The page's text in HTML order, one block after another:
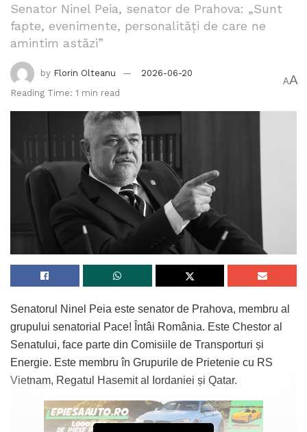
Senator Ninel Peia, senator de Prahova: „Sunt
fapte, evenimente, personalități de care ne
amintim astăzi”
by Florin Olteanu
2026-06-20
Reading Time: 1 min read
AA
Senatorul Ninel Peia este senator de Prahova, membru al
grupului senatorial Pace! Întâi România. Este Chestor al
Senatului, face parte din Comisiile de Transporturi și
Energie. Este membru în Grupurile de Prietenie cu RS
Vietnam, Regatul Hasemit al Iordaniei și Qatar.